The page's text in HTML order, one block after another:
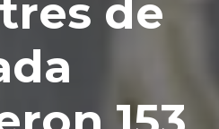
de